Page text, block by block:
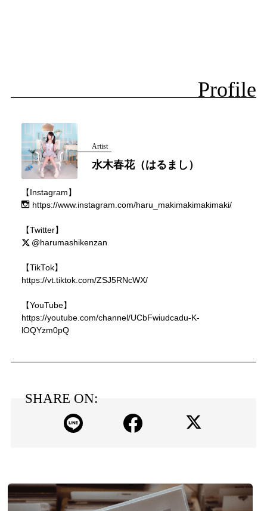
Profile
Artist
水木春花（はるまし）
【Instagram】
https://www.instagram.com/haru_makimakimakimaki/
【Twitter】
@harumashikenzan
【TikTok】
https://vt.tiktok.com/ZSJ5RNcWX/
【YouTube】
https://youtube.com/channel/UCbFwiudcadu-K-
lOQYzm0pQ
SHARE ON: